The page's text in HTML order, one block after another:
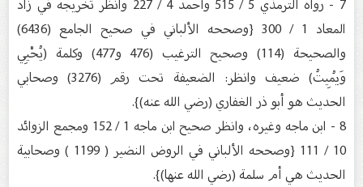
المعاد 1 / 300 {وصححه الألباني في صحيح الجامع (6436)
والصحيحة (114) وصحيح الترغيب (476 و477) وكلمة (يُحْيِي
وَيُمِيتُ) ضعيف وانظر: الضعيفة تحت رقم (3276) وصحابي
الحديث هو أبو ذر الغفاري (رضي الله عنه)}.
8 - ابن ماجه وغيره، وانظر صحيح ابن ماجه 1 / 152 ومجمع الزوائد
10 / 111 {وصححه الألباني في الروض النضير ( 1199 ) وصحابية
الحديث هي أم سلمة (رضي الله عنها)}.